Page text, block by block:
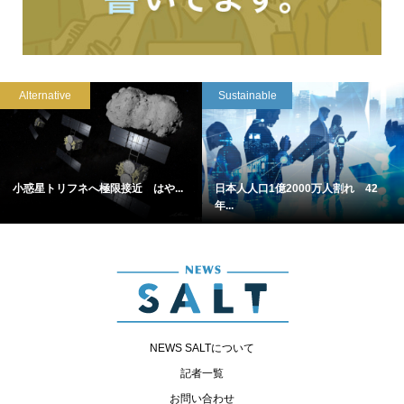
Alternative
小惑星トリフネへ極限接近 はや...
Sustainable
日本人人口1億2000万人割れ 42
年...
NEWS SALTについて
記者一覧
お問い合わせ